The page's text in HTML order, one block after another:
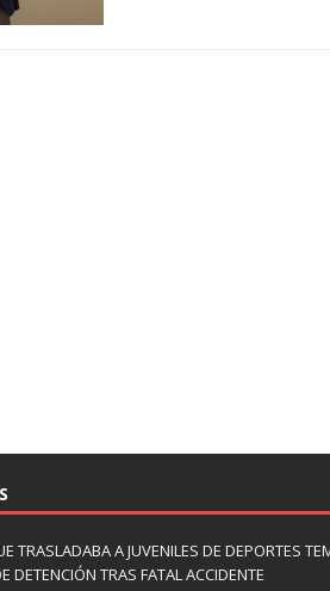
TRASLADABA A JUVENILES DE DEPORTES
DETENCIÓN TRAS FATAL ACCIDENTE